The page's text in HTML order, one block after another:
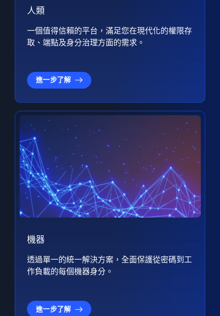
人類
一個值得信賴的平台，滿足您在現代化的權限存
取、端點及身分治理方面的需求。
進一步了解
機器
透過單一的統一解決方案，全面保護從密碼到工
作負載的每個機器身分。
進一步了解